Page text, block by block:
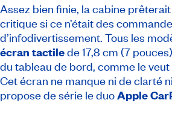
Assez bien finie, la cabine
critique si ce n’était des
d’infodivertissement. Tous les
écran tactilede 17,8 cm (7
du tableau de bord, comme le
Cet écran ne manque ni de clarté
propose de série le duoApple